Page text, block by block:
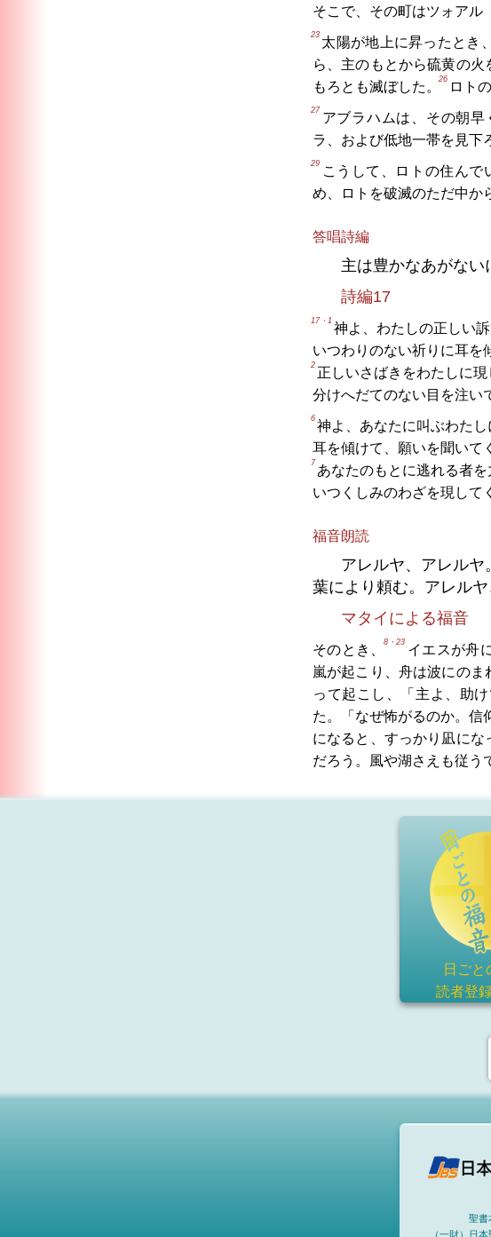
そこで、その町はツォアル
23
太陽が地上に昇ったとき
ら、主のもとから硫黄の火
もろとも滅ぼした。
26
ロト
27
アブラハムは、その朝
ラ、および低地一帯を見下
29
こうして、ロトの住んで
め、ロトを破滅のただ中か
答唱詩編
主は豊かなあがない
詩編17
17・1
神よ、わたしの正しい
いつわりのない祈りに耳を
2
正しいさばきをわたしに現
分けへだてのない目を注い
6
神よ、あなたに叫ぶわたし
耳を傾けて、願いを聞いて
7
あなたのもとに逃れる者を
いつくしみのわざを現して
福音朗読
アレルヤ、アレル
葉により頼む。アレルヤ
マタイによる福音
そのとき、
8・23
イエスが舟
嵐が起こり、舟は波にの
って起こし、「主よ、助
た。「なぜ怖がるのか。信
になると、すっかり凪にな
だろう。風や湖さえも従う
日ごと
読者登
聖書
（一財）日